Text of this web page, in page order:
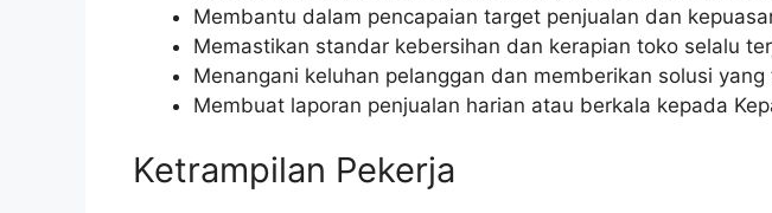
Membantu dalam pencapaian target penjualan dan
Memastikan standar kebersihan dan kerapian toko selalu
Menangani keluhan pelanggan dan memberikan solusi yang
Membuat laporan penjualan harian atau berkala kepada
Ketrampilan Pekerja